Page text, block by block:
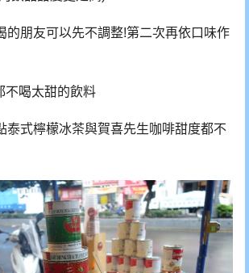
的朋友可以先不調整!第二次再依口味作
不喝太甜的飲料
泰式檸檬冰茶與賀喜先生咖啡甜度都不